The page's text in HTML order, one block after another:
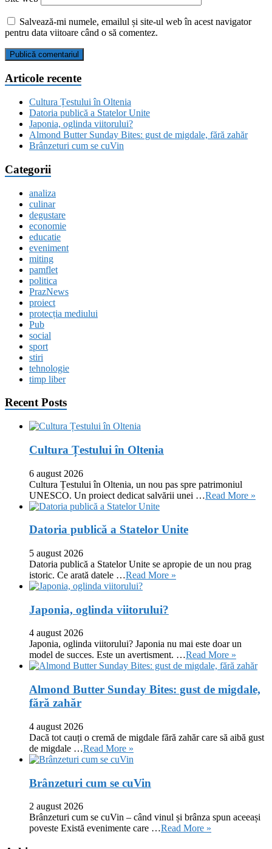
Salvează-mi numele, emailul și site-ul web în acest navigator
pentru data viitoare când o să comentez.
Articole recente
Cultura Țestului în Oltenia
Datoria publică a Statelor Unite
Japonia, oglinda viitorului?
Almond Butter Sunday Bites: gust de migdale, fără zahăr
Brânzeturi cum se cuVin
Categorii
analiza
culinar
degustare
economie
educatie
eveniment
miting
pamflet
politica
PrazNews
proiect
protecția mediului
Pub
social
sport
stiri
tehnologie
timp liber
Recent Posts
Cultura Țestului în Oltenia
6 august 2026
Cultura Țestului în Oltenia, un nou pas spre patrimoniul
UNESCO. Un proiect dedicat salvării unei …Read More »
Datoria publică a Statelor Unite
5 august 2026
Datoria publică a Statelor Unite se apropie de un nou prag
istoric. Ce arată datele …Read More »
Japonia, oglinda viitorului?
4 august 2026
Japonia, oglinda viitorului? Japonia nu mai este doar un
model de succes. Este un avertisment. …Read More »
Almond Butter Sunday Bites: gust de migdale,
fără zahăr
4 august 2026
Dacă tot cauți o cremă de migdale fără zahăr care să aibă gust
de migdale …Read More »
Brânzeturi cum se cuVin
2 august 2026
Brânzeturi cum se cuVin – când vinul și brânza spun aceeași
poveste Există evenimente care …Read More »